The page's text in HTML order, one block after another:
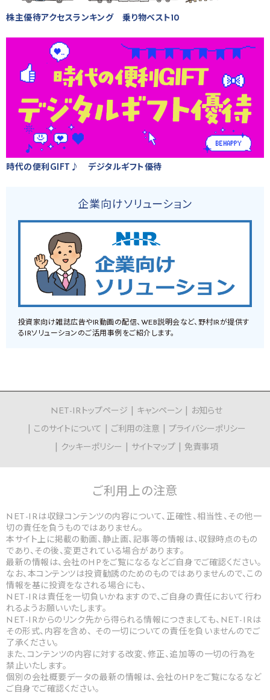
株主優待アクセスランキング 乗り物ベスト10
時代の便利GIFT♪ デジタルギフト優待
企業向けソリューション
投資家向け雑誌広告やIR動画の配信、WEB説明会など、野村IRが提供す
るIRソリューションのご活用事例をご紹介します。
NET-IRトップページ キャンペーン
お知らせ
このサイトについて
ご利用の注意
プライバシーポリシー
クッキーポリシー
サイトマップ 免責事項
ご利用上の注意
NET-IRは収録コンテンツの内容について、正確性、相当性、その他一
切の責任を負うものではありません。
本サイト上に掲載の動画、静止画、記事等の情報は、収録時点のもの
であり、その後、変更されている場合があります。
最新の情報は、会社のHPをご覧になるなどご自身でご確認ください。
なお、本コンテンツは投資勧誘のためのものではありませんので、この
情報を基に投資をなされる場合にも、
NET-IRは責任を一切負いかねますので、ご自身の責任において行わ
れるようお願いいたします。
NET-IRからのリンク先から得られる情報につきましても、NET-IRは
その形式、内容を含め、 その一切についての責任を負いませんのでご
了承ください。
また、コンテンツの内容に対する改変、修正、追加等の一切の行為を
禁止いたします。
個別の会社概要データの最新の情報は、会社のHPをご覧になるなど
ご自身でご確認ください。